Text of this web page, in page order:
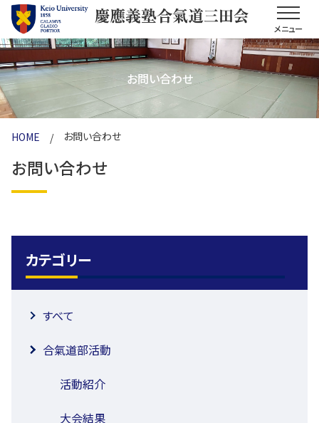
メニュー
お問い合わせ
HOME / お問い合わせ
お問い合わせ
カテゴリー
すべて
合氣道部活動
活動紹介
大会結果